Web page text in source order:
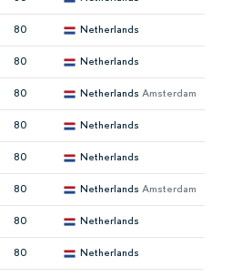
80 Netherlands
80 Netherlands
80 Netherlands Amsterdam
80 Netherlands
80 Netherlands
80 Netherlands Amsterdam
80 Netherlands
80 Netherlands